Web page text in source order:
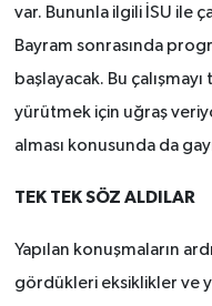
var. Bununla ilgili İSU ile
Bayram sonrasında
başlayacak. Bu
yürütmek için uğraş
alması konusunda da
TEK TEK SÖZ ALDILAR
Yapılan konuşmaların
gördükleri eksiklikler ve